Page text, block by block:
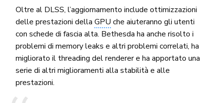
Oltre al DLSS, l’aggiornamento include ottimizzazioni
delle prestazioni dellaGPU che aiuteranno gli utenti
con schede di fascia alta. Bethesda ha anche risolto i
problemi di memory leaks e altri problemi correlati, ha
migliorato il threading del renderer e ha apportato una
serie di altri miglioramenti alla stabilità e alle
prestazioni.